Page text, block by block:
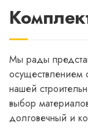
Мы рады
осуществлением
нашей
выбор
долговечный и